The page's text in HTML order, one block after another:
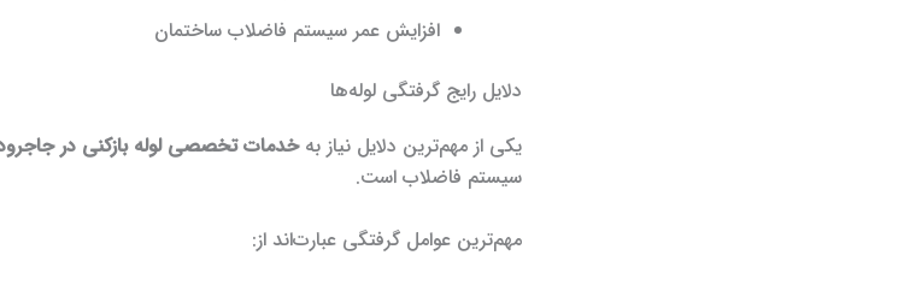
افزایش عمر سیستم فاضلاب ساختمان
دلایل رایج گرفتگی لوله‌ها
یکی از مهم‌ترین دلایل نیاز بهخدمات تخصصی لوله بازکنی در
سیستم فاضلاب است.
مهم‌ترین عوامل گرفتگی عبارت‌اند از: